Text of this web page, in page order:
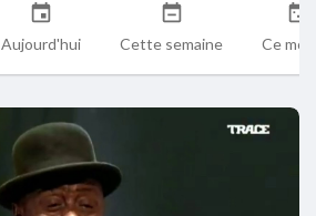
Aujourd'hui Cette semaine Ce